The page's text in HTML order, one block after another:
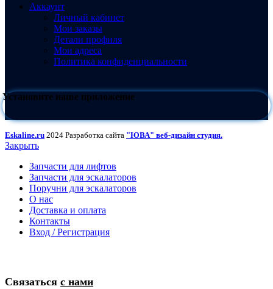
Аккаунт
Личный кабинет
Мои заказы
Детали профиля
Мои адреса
Политика конфиденциальности
Установите наше приложение
Eskaline.ru 2024 Разработка сайта "ЮВА" веб-дизайн студия.
Закрыть
Запчасти для лифтов
Запчасти для эскалаторов
Поручни для эскалаторов
О нас
Доставка и оплата
Контакты
Вход / Регистрация
Связаться с нами